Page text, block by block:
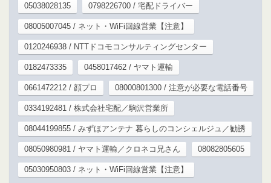
05038028135 0798226700 / 宅配ドライバー
08005007045 / ネット・WiFi回線営業【注意】
0120246938 / NTTドコモコンサルティングセンター
0182473335 0458017462 / ヤマト運輸
0661472212 / 顔プロ 08000801300 / 注意が必要な電話番号
0334192481 / 株式会社宅配／駒沢営業所
08044199855 / みずほアンテナ 暮らしのコンシェルジュ／勧誘
08050980981 / ヤマト運輸／クロネコ兄さん 08082805605
05030950803 / ネット・WiFi回線営業【注意】